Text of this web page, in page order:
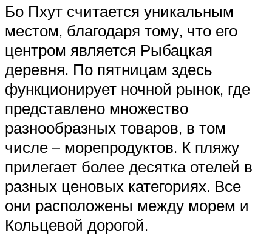
Бо Пхут считается уникальным
местом, благодаря тому, что его
центром является Рыбацкая
деревня. По пятницам здесь
функционирует ночной рынок, где
представлено множество
разнообразных товаров, в том
числе – морепродуктов. К пляжу
прилегает более десятка отелей в
разных ценовых категориях. Все
они расположены между морем и
Кольцевой дорогой.